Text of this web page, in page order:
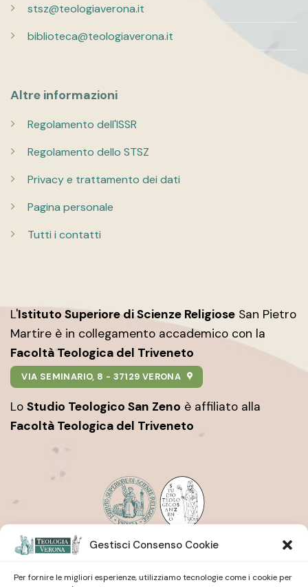
Gestisci Consenso Cookie
Per fornire le migliori esperienze, utilizziamo tecnologie come i cookie per
stsz@teologiaverona.it
biblioteca@teologiaverona.it
Altre informazioni
Regolamento dell'ISSR
Regolamento dello STSZ
Privacy e trattamento dei dati
Pagina personale
Tutti i contatti
L'Istituto Superiore di Scienze Religiose San Pietro
Martire è in collegamento accademico con la
Facoltà Teologica del Triveneto
VIA SEMINARIO, 8 - 37129 VERONA
Lo Studio Teologico San Zeno è affiliato alla
Facoltà Teologica del Triveneto
Istituto Superiore di Scienze Religiose
| San Pietro